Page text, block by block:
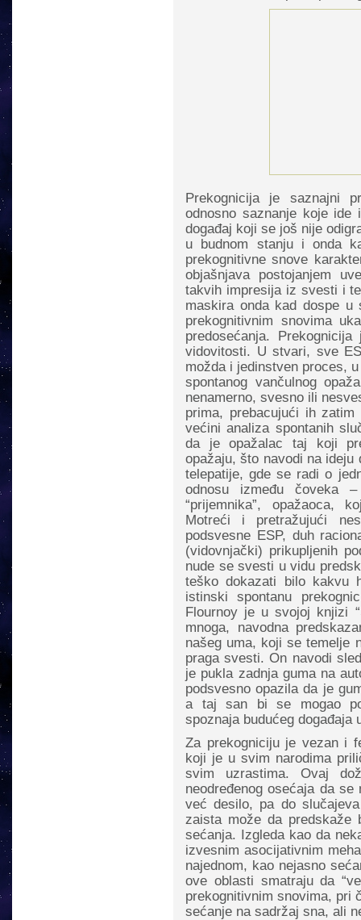
Prekognicija je saznajni
odnosno saznanje koje
događaj koji se još nije
u budnom stanju i onda
prekognitivne snove
objašnjava postojanjem
takvih impresija iz svesti i
maskira onda kad dospe
prekognitivnim snovima
predosećanja.
vidovitosti. U stvari, sve
možda i jedinstven proces,
spontanog vančulnog
nenamerno, svesno ili
prima, prebacujući ih
većini analiza spontanih
da je opažalac taj koji
opažaju, što navodi na
telepatije, gde se radi o
odnosu između čoveka
“prijemnika”, opažaoca,
Motreći i pretražujući
podsvesne ESP, duh
(vidovnjački) prikupljenih
nude se svesti u vidu
teško dokazati bilo kakvu
istinski spontanu
Flournoy je u svojoj knjizi
mnoga, navodna
našeg uma, koji se temelje
praga svesti. On navodi
je pukla zadnja guma na
podsvesno opazila da je
a taj san bi se mogao
spoznaja budućeg
Za prekogniciju je vezan i
koji je u svim narodima
svim uzrastima. Ovaj
neodređenog osećaja da
već desilo, pa do
zaista može da predskaže
sećanja. Izgleda kao da
izvesnim asocijativnim
najednom, kao nejasno
ove oblasti smatraju da
prekognitivnim snovima, pri
sećanje na sadržaj sna, ali